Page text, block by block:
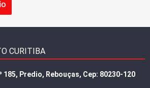
CURITIBA
185, Predio, Rebouças, Cep: 80230-120